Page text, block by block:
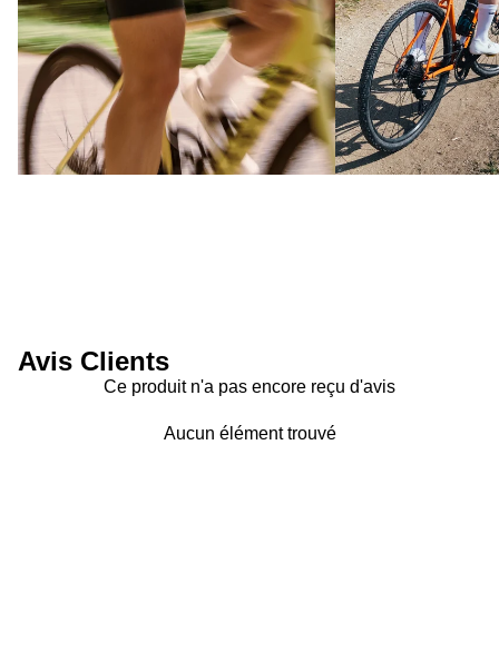
Avis Clients
Ce produit n'a pas encore reçu d'avis
Aucun élément trouvé